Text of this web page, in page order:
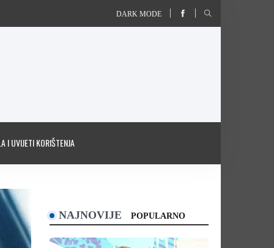
DARK MODE
I UVIJETI KORIŠTENJA
NAJNOVIJE POPULARNO